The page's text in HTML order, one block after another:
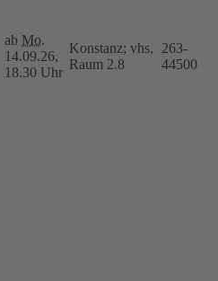
ab Mo.
14.09.26,
18.30 Uhr
Konstanz; vhs,
Raum 2.8
263-
44500